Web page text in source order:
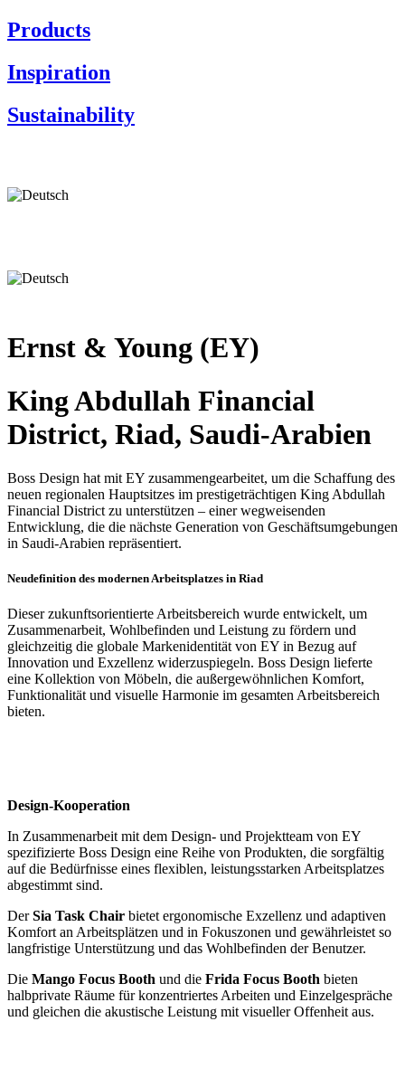
Products
Inspiration
Sustainability
Ernst & Young (EY)
King Abdullah Financial
District, Riad, Saudi-Arabien
Boss Design hat mit EY zusammengearbeitet, um die Schaffung des
neuen regionalen Hauptsitzes im prestigeträchtigen King Abdullah
Financial District zu unterstützen – einer wegweisenden
Entwicklung, die die nächste Generation von Geschäftsumgebungen
in Saudi-Arabien repräsentiert.
Neudefinition des modernen Arbeitsplatzes in Riad
Dieser zukunftsorientierte Arbeitsbereich wurde entwickelt, um
Zusammenarbeit, Wohlbefinden und Leistung zu fördern und
gleichzeitig die globale Markenidentität von EY in Bezug auf
Innovation und Exzellenz widerzuspiegeln. Boss Design lieferte
eine Kollektion von Möbeln, die außergewöhnlichen Komfort,
Funktionalität und visuelle Harmonie im gesamten Arbeitsbereich
bieten.
Design-Kooperation
In Zusammenarbeit mit dem Design- und Projektteam von EY
spezifizierte Boss Design eine Reihe von Produkten, die sorgfältig
auf die Bedürfnisse eines flexiblen, leistungsstarken Arbeitsplatzes
abgestimmt sind.
DerSia Task Chair bietet ergonomische Exzellenz und adaptiven
Komfort an Arbeitsplätzen und in Fokuszonen und gewährleistet so
langfristige Unterstützung und das Wohlbefinden der Benutzer.
Die Mango Focus Booth und die Frida Focus Booth bieten
halbprivate Räume für konzentriertes Arbeiten und Einzelgespräche
und gleichen die akustische Leistung mit visueller Offenheit aus.